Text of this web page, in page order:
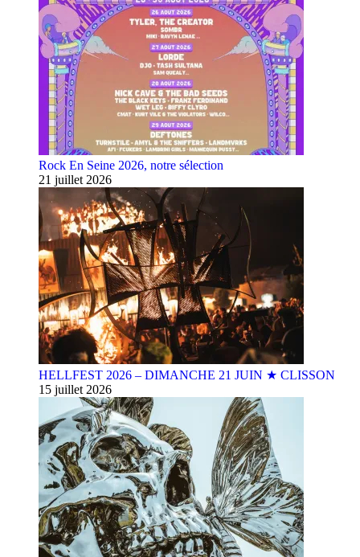
Rock En Seine 2026, notre sélection
21 juillet 2026
HELLFEST 2026 – DIMANCHE 21 JUIN ★ CLISSON
15 juillet 2026